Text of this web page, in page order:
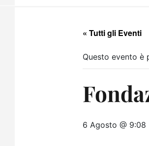
« Tutti gli Eventi
Questo evento è
6 Agosto @ 9:08